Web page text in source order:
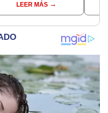
LEER MÁS